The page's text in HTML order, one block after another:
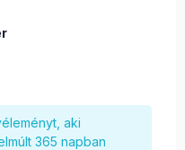
aki
365 napban